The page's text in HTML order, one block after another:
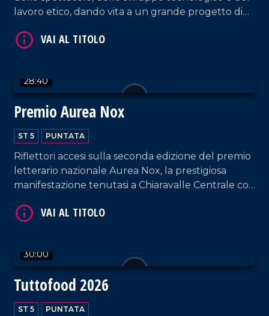
lavoro etico, dando vita a un grande progetto di
28:40
Premio Aurea Nox
ST 5 PUNTATA
Riflettori accesi sulla seconda edizione del premio
letterario nazionale Aurea Nox, la prestigiosa
manifestazione tenutasi a Chiaravalle Centrale con
Consulta della Cultura.
30:00
Tuttofood 2026
ST 5 PUNTATA